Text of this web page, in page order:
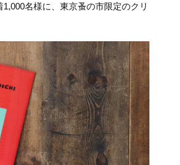
名様に、東京蚤の市限定のクリ